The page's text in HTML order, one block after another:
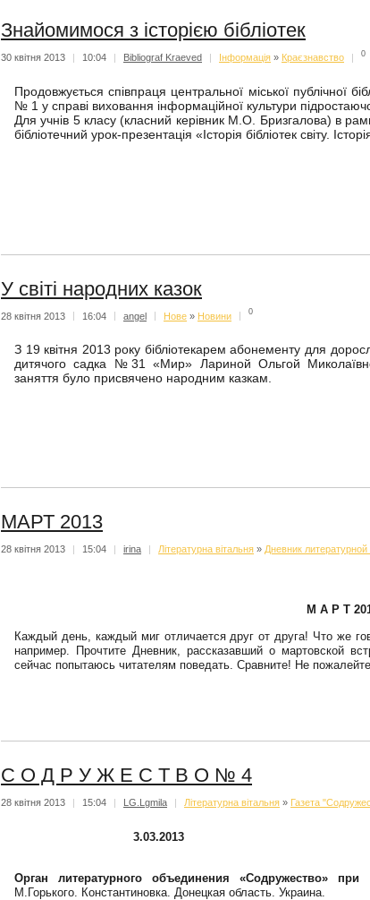
Знайомимося з історією бібліотек
30 квітня 2013 | 10:04 | Bibliograf Kraeved | Iнформацiя » Краєзнавство | 0
Продовжується співпраця центральної міської публічної
№ 1 у справі виховання інформаційної культури
Для учнів 5 класу (класний керівник М.О. Бризгалова) в
бібліотечний урок-презентація «Історія бібліотек світу.
У світі народних казок
28 квітня 2013 16:04 angel Нове » Новини 0
З 19 квітня 2013 року бібліотекарем абонементу для
дитячого садка №31 «Мир» Лариной Ольгой
заняття було присвячено народним казкам.
МАРТ 2013
28 квітня 2013 | 15:04 | irina | Літературна вітальня » Дневник литературной
М А Р Т
Каждый день, каждый миг отличается друг от друга! Что же
например. Прочтите Дневник, рассказавший о мартовской
сейчас попытаюсь читателям поведать. Сравните! Не
С О Д Р У Ж Е С Т В О № 4
28 квітня 2013 | 15:04 | LG.Lgmila | Літературна вітальня » Газета
3.03.2013
Орган литературного объединения «Содружество» при
М. Горького. Константиновка. Донецкая область. Украина.